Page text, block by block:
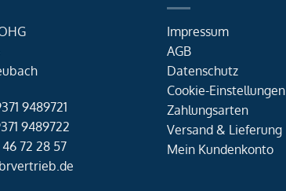
9489721
9489722
72 28 57
Impressum
AGB
Datenschutz
Cookie-Einstellungen
Zahlungsarten
Versand & Lieferung
Mein Kundenkonto